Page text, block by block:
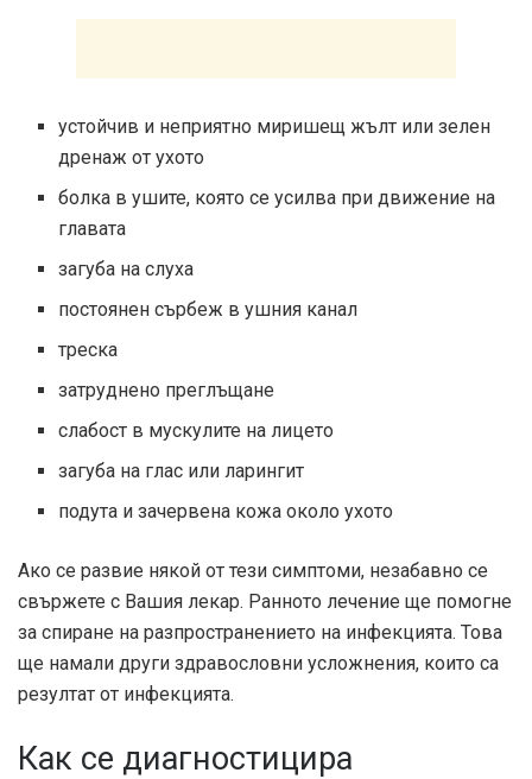
устойчив и неприятно миришещ жълт или зелен
дренаж от ухото
болка в ушите, която се усилва при движение на
главата
загуба на слуха
постоянен сърбеж в ушния канал
треска
затруднено преглъщане
слабост в мускулите на лицето
загуба на глас или ларингит
подута и зачервена кожа около ухото
Ако се развие някой от тези симптоми, незабавно се
свържете с Вашия лекар. Ранното лечение ще помогне
за спиране на разпространението на инфекцията. Това
ще намали други здравословни усложнения, които са
резултат от инфекцията.
Как се диагностицира